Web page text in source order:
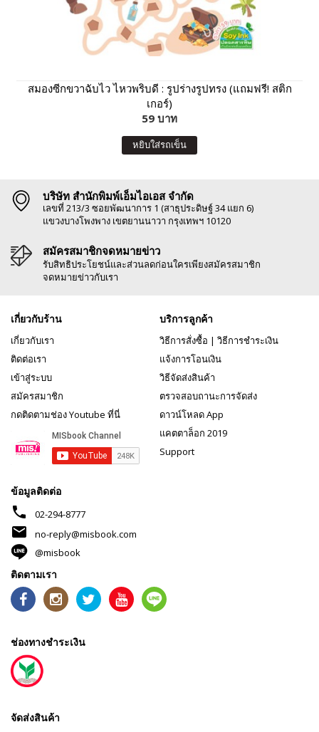
สมองซีกขวาฉับไว ไหวพริบดี : รูปร่างรูปทรง (แถมฟรี! สติก
เกอร์)
59 บาท
หยิบใส่รถเข็น
บริษัท สำนักพิมพ์เอ็มไอเอส จำกัด
เลขที่ 213/3 ซอยพัฒนาการ 1 (สาธุประดิษฐ์ 34 แยก 6)
แขวงบางโพงพาง เขตยานนาวา กรุงเทพฯ 10120
สมัครสมาชิกจดหมายข่าว
รับสิทธิประโยชน์และส่วนลดก่อนใครเพียงสมัครสมาชิก
จดหมายข่าวกับเรา
เกี่ยวกับร้าน
เกี่ยวกับเรา
ติดต่อเรา
เข้าสู่ระบบ
สมัครสมาชิก
กดติดตามช่อง Youtube ที่นี่
บริการลูกค้า
วิธีการสั่งซื้อ | วิธีการชำระเงิน
แจ้งการโอนเงิน
วิธีจัดส่งสินค้า
ตรวจสอบถานะการจัดส่ง
ดาวน์โหลด App
แคตตาล็อก 2019
Support
ข้อมูลติดต่อ
phone 02-294-8777
mail
no-reply@misbook.com
@misbook
ติดตามเรา
ช่องทางชำระเงิน
จัดส่งสินค้า